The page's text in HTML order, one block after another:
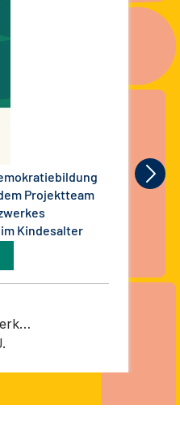
Projektteam
Kindesalter
im Kindesalter